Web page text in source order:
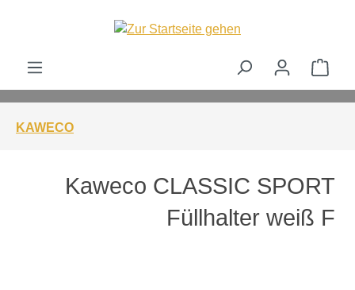
KAWECO
Kaweco CLASSIC SPORT
Füllhalter weiß F